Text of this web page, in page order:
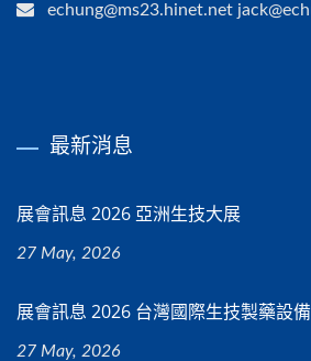
echung@ms23.hinet.net
最新消息
展會訊息 2026 亞洲生技大展
27 May, 2026
展會訊息 2026 台灣國際生技製藥設
27 May, 2026